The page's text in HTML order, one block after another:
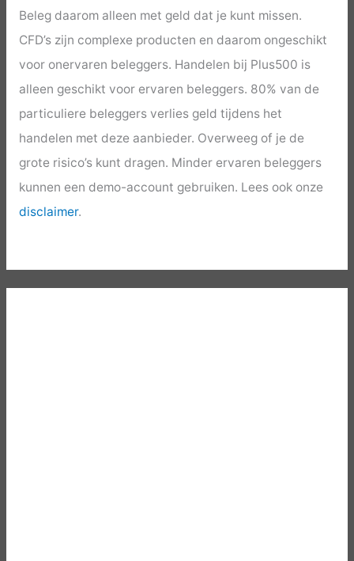
Beleg daarom alleen met geld dat je kunt missen.
CFD’s zijn complexe producten en daarom ongeschikt
voor onervaren beleggers. Handelen bij Plus500 is
alleen geschikt voor ervaren beleggers. 80% van de
particuliere beleggers verlies geld tijdens het
handelen met deze aanbieder. Overweeg of je de
grote risico’s kunt dragen. Minder ervaren beleggers
kunnen een demo-account gebruiken. Lees ook onze
disclaimer.